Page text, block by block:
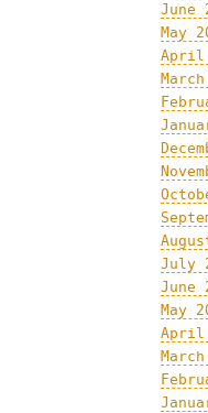
June
May
April
July
June
May
April